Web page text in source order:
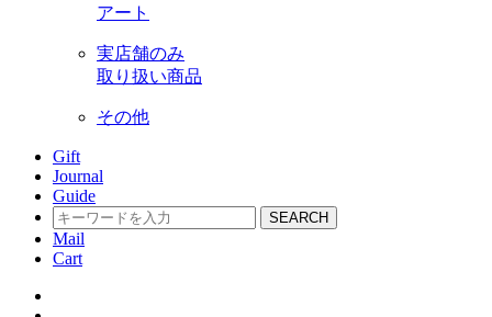
アート
実店舗のみ
取り扱い商品
その他
Gift
Journal
Guide
SEARCH
Mail
Cart